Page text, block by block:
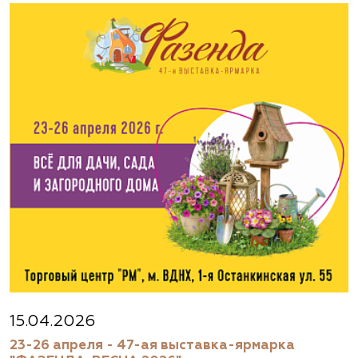
(495) 133-1097
www.flos.ru
Агрофирма «Флос»
Московская область, г. Старая Купавна,
Акрихиновское шоссе, д. 10
Агрофирма «Флос»
Московская область, Ногинский р-н
(495) 133-1097
15.04.2026
23-26 апреля - 47-ая выставка-ярмарка